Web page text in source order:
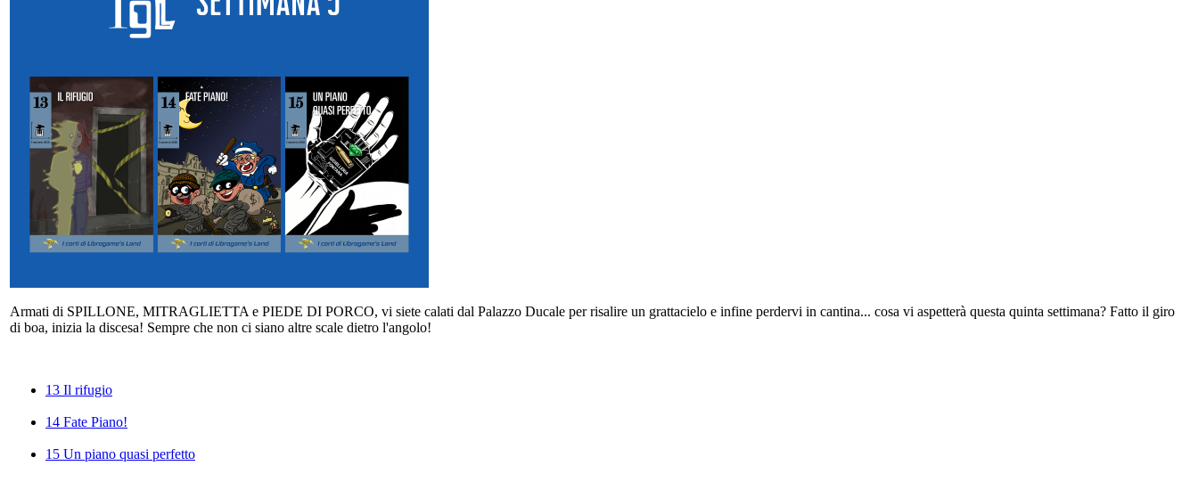
Armati di SPILLONE, MITRAGLIETTA e PIEDE DI PORCO, vi siete calati dal Palazzo Ducale per risalire un grattacielo e infine perdervi in cantina... cosa vi aspetterà questa quinta settimana? Fatto il giro
di boa, inizia la discesa! Sempre che non ci siano altre scale dietro l'angolo!
13 Il rifugio
14 Fate Piano!
15 Un piano quasi perfetto